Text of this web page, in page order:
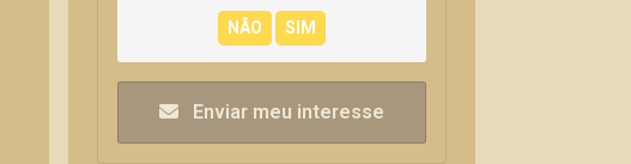
Enviar meu interesse